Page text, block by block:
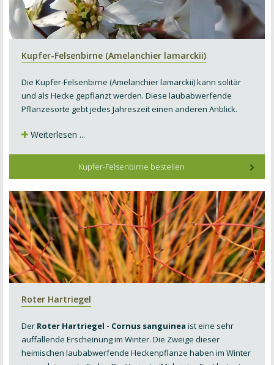
Kupfer-Felsenbirne (Amelanchier lamarckii)
Die Kupfer-Felsenbirne (Amelanchier lamarckii) kann solitär
und als Hecke gepflanzt werden. Diese laubabwerfende
Pflanzesorte gebt jedes Jahreszeit einen anderen Anblick.
Weiterlesen ...
Kupfer-Felsenbirne bestellen
Roter Hartriegel
Der Roter Hartriegel - Cornus sanguinea ist eine sehr
auffallende Erscheinung im Winter. Die Zweige dieser
heimischen laubabwerfende Heckenpflanze haben im Winter